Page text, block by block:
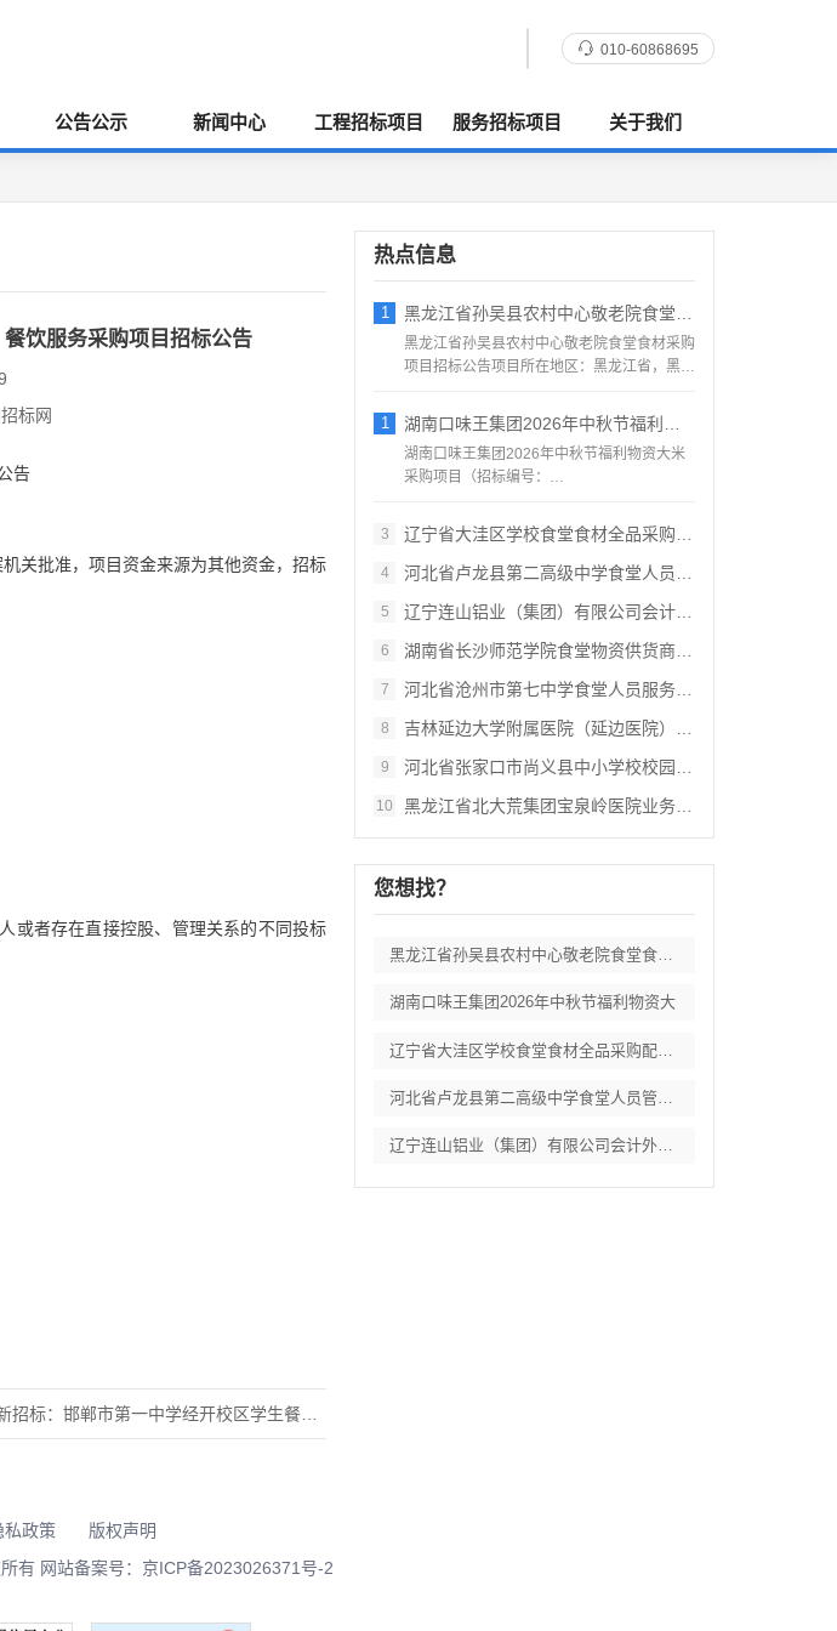
010-60868695
公告公示 新闻中心 工程招标项目 服务招标项目 关于我们
饮服务采购项目招标公告
标网
告
关批准，项目资金来源为其他资金，招标
或者存在直接控股、管理关系的不同投标
标：邯郸市第一中学经开校区学生餐厅二层水电
热点信息
1 黑龙江省孙吴县农村中心敬老院食堂食材采购
黑龙江省孙吴县农村中心敬老院食堂食材采购
项目招标公告项目所在地区：黑龙江省，黑河
1 湖南口味王集团2026年中秋节福利物资大
湖南口味王集团2026年中秋节福利物资大米
采购项目（招标编号：
3
辽宁省大洼区学校食堂食材全品采购配送服务
4 河北省卢龙县第二高级中学食堂人员管理服务
5 辽宁连山铝业（集团）有限公司会计外包服务
6 湖南省长沙师范学院食堂物资供货商采购项目
7 河北省沧州市第七中学食堂人员服务项目招标
8 吉林延边大学附属医院（延边医院）中药配方
9 河北省张家口市尚义县中小学校校园餐食材集
10 黑龙江省北大荒集团宝泉岭医院业务应用系统
您想找？
黑龙江省孙吴县农村中心敬老院食堂食材采购
湖南口味王集团2026年中秋节福利物资大
河北省卢龙县第二高级中学食堂人员管理服务
辽宁连山铝业（集团）有限公司会计外包服务
私政策
版权声明
有 网站备案号： 京ICP备2023026371号-2